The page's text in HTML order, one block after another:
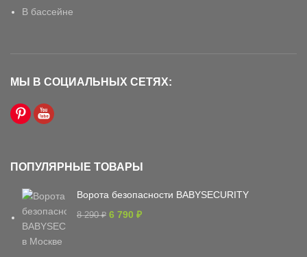
В бассейне
МЫ В СОЦИАЛЬНЫХ СЕТЯХ:
ПОПУЛЯРНЫЕ ТОВАРЫ
Ворота безопасности BABYSECURITY
8 290₽ 6 790 ₽